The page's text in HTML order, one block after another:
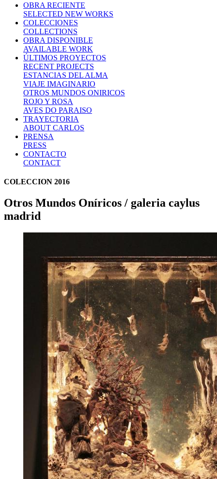
OBRA RECIENTE
SELECTED NEW WORKS
COLECCIONES
COLLECTIONS
OBRA DISPONIBLE
AVAILABLE WORK
ÚLTIMOS PROYECTOS
RECENT PROJECTS
ESTANCIAS DEL ALMA
VIAJE IMAGINARIO
OTROS MUNDOS ONIRICOS
ROJO Y ROSA
AVES DO PARAISO
TRAYECTORIA
ABOUT CARLOS
PRENSA
PRESS
CONTACTO
CONTACT
COLECCION 2016
Otros Mundos Oníricos / galeria caylus
madrid